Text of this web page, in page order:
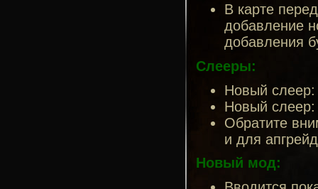
В карте
добавление
добавления
Слееры:
Новый
Новый
Обратите
и для
Новый мод: